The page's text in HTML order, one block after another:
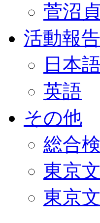
菅沼
活動報告
日本語
英語
その他
総合
東京
東京